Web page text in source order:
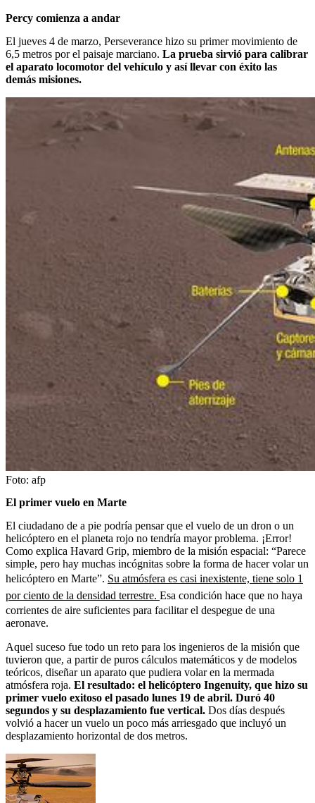
Percy comienza a andar
El jueves 4 de marzo, Perseverance hizo su primer movimiento de
6,5 metros por el paisaje marciano. La prueba sirvió para calibrar
el aparato locomotor del vehículo y así llevar con éxito las
demás misiones.
Foto: afp
El primer vuelo en Marte
El ciudadano de a pie podría pensar que el vuelo de un dron o un
helicóptero en el planeta rojo no tendría mayor problema. ¡Error!
Como explica Havard Grip, miembro de la misión espacial: “Parece
simple, pero hay muchas incógnitas sobre la forma de hacer volar un
helicóptero en Marte”. Su atmósfera es casi inexistente, tiene solo 1
por ciento de la densidad terrestre. Esa condición hace que no haya
corrientes de aire suficientes para facilitar el despegue de una
aeronave.
Aquel suceso fue todo un reto para los ingenieros de la misión que
tuvieron que, a partir de puros cálculos matemáticos y de modelos
teóricos, diseñar un aparato que pudiera volar en la mermada
atmósfera roja. El resultado: el helicóptero Ingenuity, que hizo su
primer vuelo exitoso el pasado lunes 19 de abril. Duró 40
segundos y su desplazamiento fue vertical. Dos días después
volvió a hacer un vuelo un poco más arriesgado que incluyó un
desplazamiento horizontal de dos metros.